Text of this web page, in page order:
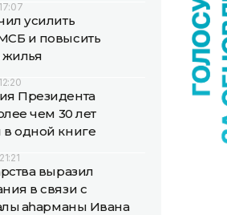
усилить
и повысить
жилья
Президента
чем 30 лет
одной книге
выразил
в связи с
қаһарманы Ивана